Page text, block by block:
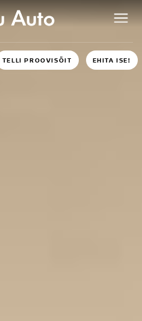
TELLI PROOVISÕIT EHITA ISE!